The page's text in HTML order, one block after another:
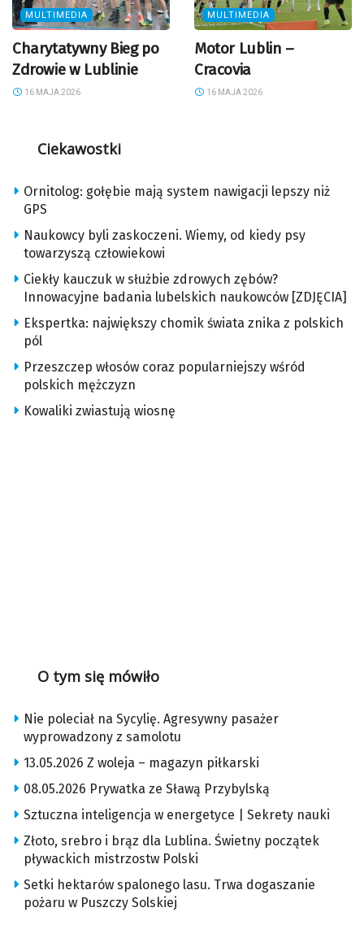
MULTIMEDIA
Charytatywny Bieg po
Zdrowie w Lublinie
16 MAJA 2026
MULTIMEDIA
Motor Lublin –
Cracovia
16 MAJA 2026
Ciekawostki
Ornitolog: gołębie mają system nawigacji lepszy niż
GPS
Naukowcy byli zaskoczeni. Wiemy, od kiedy psy
towarzyszą człowiekowi
Ciekły kauczuk w służbie zdrowych zębów?
Innowacyjne badania lubelskich naukowców [ZDJĘCIA]
Ekspertka: największy chomik świata znika z polskich
pól
Przeszczep włosów coraz popularniejszy wśród
polskich mężczyzn
Kowaliki zwiastują wiosnę
O tym się mówiło
Nie poleciał na Sycylię. Agresywny pasażer
wyprowadzony z samolotu
13.05.2026 Z woleja – magazyn piłkarski
08.05.2026 Prywatka ze Sławą Przybylską
Sztuczna inteligencja w energetyce | Sekrety nauki
Złoto, srebro i brąz dla Lublina. Świetny początek
pływackich mistrzostw Polski
Setki hektarów spalonego lasu. Trwa dogaszanie
pożaru w Puszczy Solskiej